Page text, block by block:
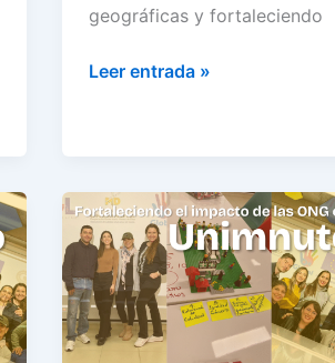
geográficas y fortaleciendo
Leer entrada »
Fortaleciendo
el
impacto
de
las
ONG